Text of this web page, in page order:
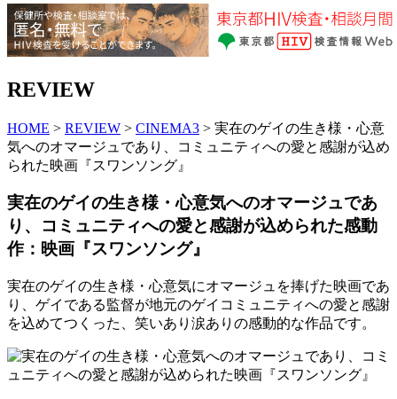
REVIEW
HOME > REVIEW > CINEMA3 > 実在のゲイの生き様・心意
気へのオマージュであり、コミュニティへの愛と感謝が込め
られた映画『スワンソング』
実在のゲイの生き様・心意気へのオマージュであ
り、コミュニティへの愛と感謝が込められた感動
作：映画『スワンソング』
実在のゲイの生き様・心意気にオマージュを捧げた映画であ
り、ゲイである監督が地元のゲイコミュニティへの愛と感謝
を込めてつくった、笑いあり涙ありの感動的な作品です。